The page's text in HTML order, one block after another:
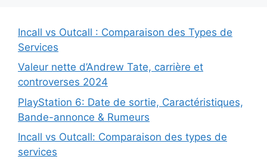
Incall vs Outcall : Comparaison des Types de
Services
Valeur nette d’Andrew Tate, carrière et
controverses 2024
PlayStation 6: Date de sortie, Caractéristiques,
Bande-annonce & Rumeurs
Incall vs Outcall: Comparaison des types de
services